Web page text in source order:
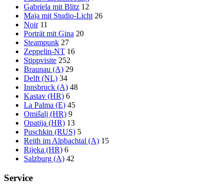
Gabriela mit Blitz 12
Maja mit Studio-Licht 26
Noir 11
Porträt mit Gina 20
Steampunk 27
Zeppelin-NT 16
Stippvisite 252
Braunau (A) 29
Delft (NL) 34
Innsbruck (A) 48
Kastav (HR) 6
La Palma (E) 45
Omišalj (HR) 9
Opatija (HR) 13
Puschkin (RUS) 5
Reith im Alpbachtal (A) 15
Rijeka (HR) 6
Salzburg (A) 42
Service